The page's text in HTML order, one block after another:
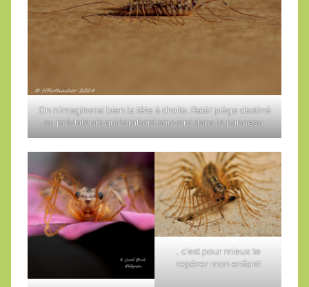
On n’imaginerai bien la tête à droite…Raté! piège destiné
au prédateurs qui tombent souvent dans le panneau.
… c’est pour mieux te
repérer mon enfant!